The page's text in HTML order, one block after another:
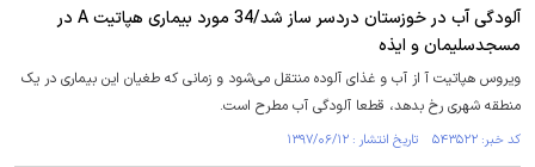
آلودگی آب در خوزستان دردسر ساز شد/34 مورد بیماری هپاتیت A در
مسجد‌سلیمان و ایذه
ویروس هپاتیت آ از آب و غذای آلوده منتقل می‌شود و زمانی که طغیان این بیماری در یک
منطقه شهری رخ بدهد، قطعا آلودگی آب مطرح است.
کد خبر: ۵۴۳۵۲۲ تاریخ انتشار : ۱۳۹۷/۰۶/۱۲